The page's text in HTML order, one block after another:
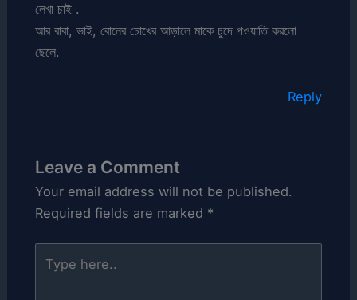
লেখা চাই .
আর বাবা, ভাই, বোনের চোখের আড়ালে মাকে চুদে পওয়াতি করলো
ছেলে.
Reply
Leave a Comment
Your email address will not be published.
Required fields are marked *
here..